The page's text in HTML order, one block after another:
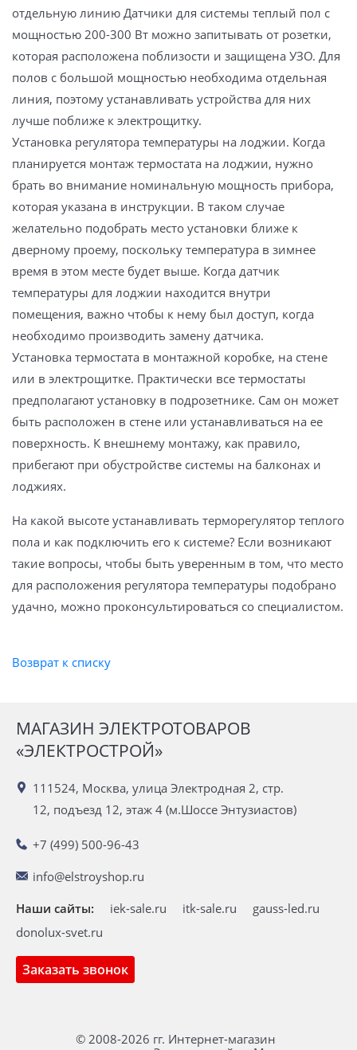
отдельную линию Датчики для системы теплый пол с
мощностью 200-300 Вт можно запитывать от розетки,
которая расположена поблизости и защищена УЗО. Для
полов с большой мощностью необходима отдельная
линия, поэтому устанавливать устройства для них
лучше поближе к электрощитку.
Установка регулятора температуры на лоджии. Когда
планируется монтаж термостата на лоджии, нужно
брать во внимание номинальную мощность прибора,
которая указана в инструкции. В таком случае
желательно подобрать место установки ближе к
дверному проему, поскольку температура в зимнее
время в этом месте будет выше. Когда датчик
температуры для лоджии находится внутри
помещения, важно чтобы к нему был доступ, когда
необходимо производить замену датчика.
Установка термостата в монтажной коробке, на стене
или в электрощитке. Практически все термостаты
предполагают установку в подрозетнике. Сам он может
быть расположен в стене или устанавливаться на ее
поверхность. К внешнему монтажу, как правило,
прибегают при обустройстве системы на балконах и
лоджиях.
На какой высоте устанавливать терморегулятор теплого
пола и как подключить его к системе? Если возникают
такие вопросы, чтобы быть уверенным в том, что место
для расположения регулятора температуры подобрано
удачно, можно проконсультироваться со специалистом.
Возврат к списку
МАГАЗИН ЭЛЕКТРОТОВАРОВ
«ЭЛЕКТРОСТРОЙ»
111524, Москва, улица Электродная 2, стр.
12, подъезд 12, этаж 4 (м.Шоссе Энтузиастов)
+7 (499) 500-96-43
info@elstroyshop.ru
Заказать звонок
Наши сайты: iek-sale.ru itk-sale.ru
gauss-led.ru
donolux-svet.ru
© 2008-2026 гг. Интернет-магазин